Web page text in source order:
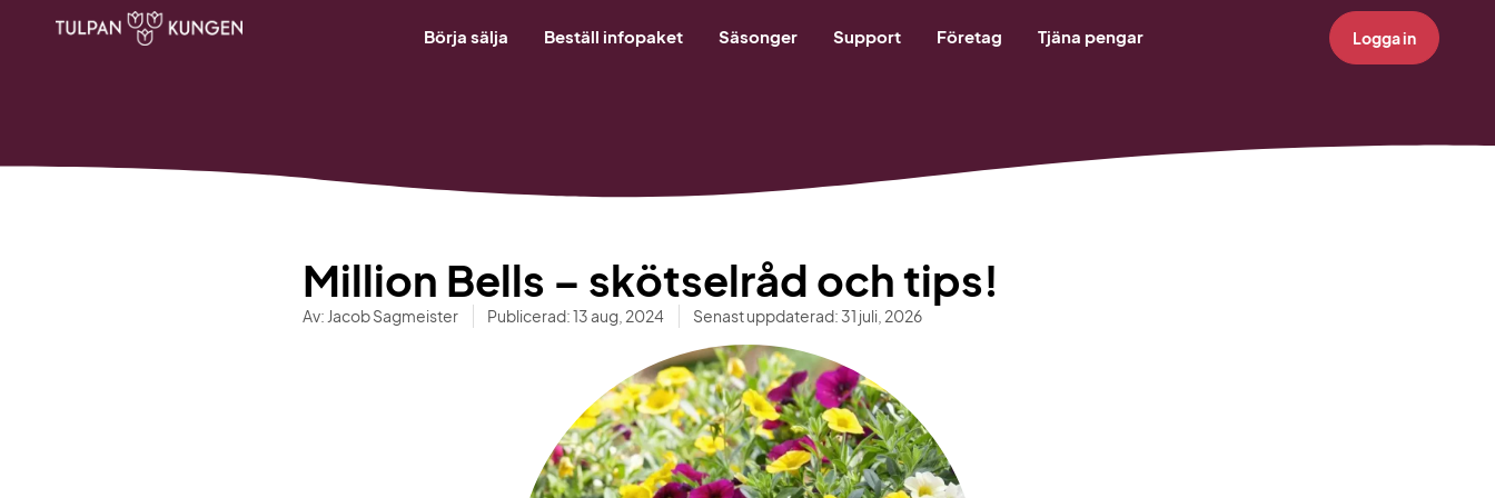
Börja sälja Beställ infopaket Säsonger Support Företag Tjäna pengar Logga in
Million Bells – skötselråd och tips!
Av: Jacob Sagmeister Publicerad:13 aug, 2024 Senast uppdaterad: 31 juli, 2026